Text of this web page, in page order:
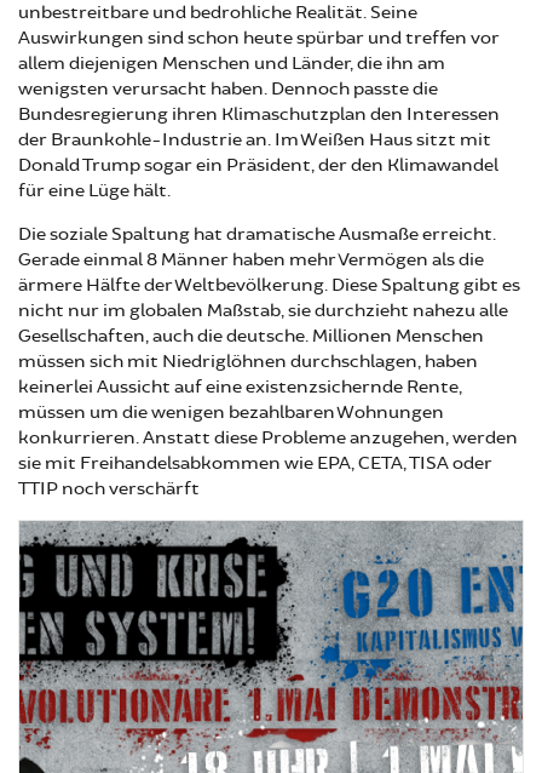
unbestreitbare und bedrohliche Realität. Seine
Auswirkungen sind schon heute spürbar und treffen vor
allem diejenigen Menschen und Länder, die ihn am
wenigsten verursacht haben. Dennoch passte die
Bundesregierung ihren Klimaschutzplan den Interessen
der Braunkohle-Industrie an. Im Weißen Haus sitzt mit
Donald Trump sogar ein Präsident, der den Klimawandel
für eine Lüge hält.
Die soziale Spaltung hat dramatische Ausmaße erreicht.
Gerade einmal 8 Männer haben mehr Vermögen als die
ärmere Hälfte der Weltbevölkerung. Diese Spaltung gibt es
nicht nur im globalen Maßstab, sie durchzieht nahezu alle
Gesellschaften, auch die deutsche. Millionen Menschen
müssen sich mit Niedriglöhnen durchschlagen, haben
keinerlei Aussicht auf eine existenzsichernde Rente,
müssen um die wenigen bezahlbaren Wohnungen
konkurrieren. Anstatt diese Probleme anzugehen, werden
sie mit Freihandelsabkommen wie EPA, CETA, TISA oder
TTIP noch verschärft